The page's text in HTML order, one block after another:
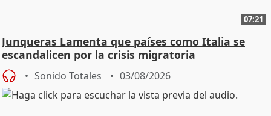
07:21
Junqueras Lamenta que países como Italia se
escandalicen por la crisis migratoria
Sonido Totales 03/08/2026